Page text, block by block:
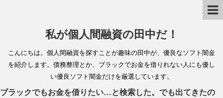
私が個人間融資の田中だ！
こんにちは。個人間融資を探すことが趣味の田中が、優良なソフト闇金
を紹介します。債務整理とか、ブラックでお金を借りれない人にも優し
い優良ソフト闇金だけを厳選しています。
ブラックでもお金を借りたい…と検索した。でも出てきたの